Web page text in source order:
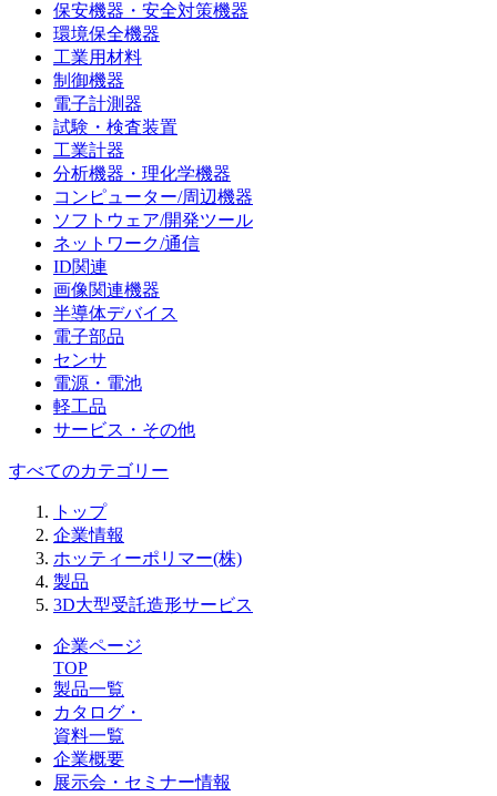
保安機器・安全対策機器
環境保全機器
工業用材料
制御機器
電子計測器
試験・検査装置
工業計器
分析機器・理化学機器
コンピューター/周辺機器
ソフトウェア/開発ツール
ネットワーク/通信
ID関連
画像関連機器
半導体デバイス
電子部品
センサ
電源・電池
軽工品
サービス・その他
すべてのカテゴリー
トップ
企業情報
ホッティーポリマー(株)
製品
3D大型受託造形サービス
企業ページ
TOP
製品一覧
カタログ・
資料一覧
企業概要
展示会・セミナー情報